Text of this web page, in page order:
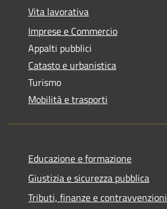
Vita lavorativa
Imprese e Commercio
Appalti pubblici
Catasto e urbanistica
Turismo
Mobilità e trasporti
Educazione e formazione
Giustizia e sicurezza pubblica
Tributi, finanze e contravvenzioni